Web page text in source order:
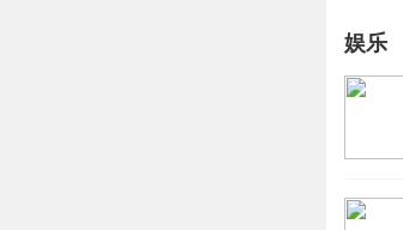
娱乐